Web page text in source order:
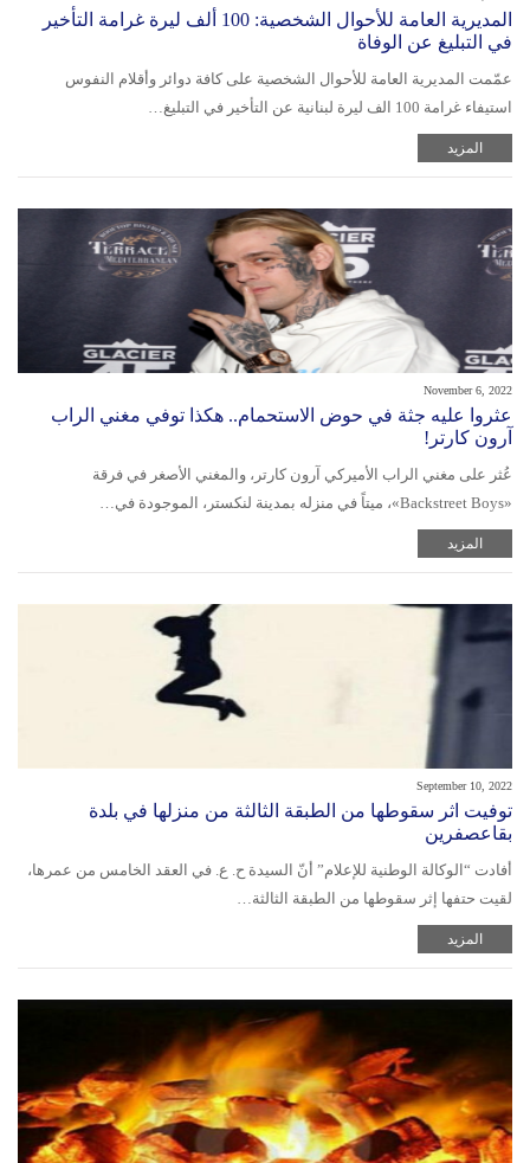
المديرية العامة للأحوال الشخصية: 100 ألف ليرة غرامة التأخير
في التبليغ عن الوفاة
عمّمت المديرية العامة للأحوال الشخصية على كافة دوائر وأقلام النفوس
استيفاء غرامة 100 الف ليرة لبنانية عن التأخير في التبليغ…
المزيد
November 6, 2022
عثروا عليه جثة في حوض الاستحمام.. هكذا توفي مغني الراب
آرون كارتر!
عُثر على مغني الراب الأميركي آرون كارتر، والمغني الأصغر في فرقة
«Backstreet Boys»، ميتاً في منزله بمدينة لنكستر، الموجودة في…
المزيد
September 10, 2022
توفيت اثر سقوطها من الطبقة الثالثة من منزلها في بلدة
بقاعصفرين
أفادت “الوكالة الوطنية للإعلام” أنّ السيدة ح. ع. في العقد الخامس من عمرها،
لقيت حتفها إثر سقوطها من الطبقة الثالثة…
المزيد